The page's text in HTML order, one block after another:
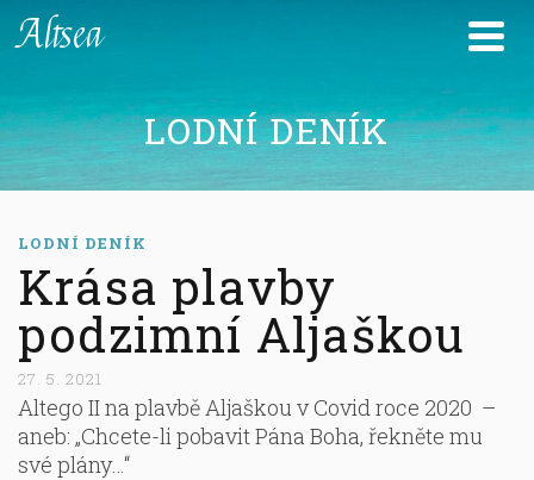
Altsea
LODNÍ DENÍK
LODNÍ DENÍK
Krása plavby
podzimní Aljaškou
27. 5. 2021
Altego II na plavbě Aljaškou v Covid roce 2020 –
aneb: „Chcete-li pobavit Pána Boha, řekněte mu
své plány…“